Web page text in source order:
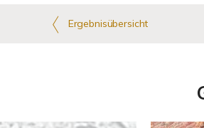
Ergebnisübersicht